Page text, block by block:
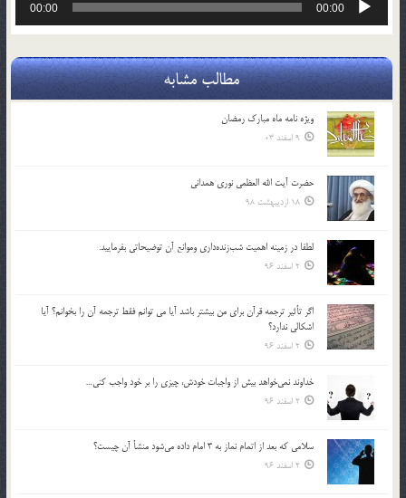
00:00
00:00
مطالب مشابه
ویژه نامه ماه مبارک رمضان
9 اسفند 03
حضرت آیت الله العظمی نوری همدانی
18 اردیبهشت 98
لطفا در زمينه اهميت شب‌زنده‌داري وموانع آن توضيحاتي بفرماييد.
2 اسفند 96
اگر تأثير ترجمه قرآن براي من بيشتر باشد آيا مي توانم فقط ترجمه آن را بخوانم؟ آيا
اشكالي ندارد؟
2 اسفند 96
خداوند نمي‌خواهد بيش از واجبات خودش، چيزي را بر خود واجب كني…
2 اسفند 96
سلامي كه بعد از اتمام نماز به 3 امام داده مي‌شود منشأ آن چيست؟
2 اسفند 96